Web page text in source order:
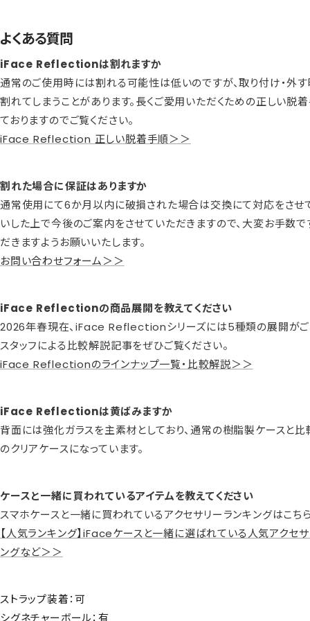
よくある質問
iFace Reflectionは割れますか
通常のご使用時には割れる可能性は低いのですが、取り付け・外
割れてしまうことがあります。長くご愛用いただくための正しい脱
ておりますのでご覧ください。
iFace Reflection 正しい脱着手順＞＞
割れた場合に保証はありますか
通常使用にて6か月以内に破損された場合は交換にて対応をさせ
いした上で今後のご案内をさせていただきますので、大変お手数で
だきますようお願いいたします。
お問い合わせフォーム＞＞
iFace Reflectionの商品展開を教えてください
2026年春現在、iFace Reflectionシリーズには5種類の展開がご
スタッフによる比較解説記事をぜひご覧ください。
iFace Reflectionのラインナップ一覧・比較解説＞＞
iFace Reflectionは黄ばみますか
背面には強化ガラスを主素材としており、通常の樹脂製ケースと
のクリアケースになっています。
ケースと一緒に買われているアイテムを教えてください
スマホケースと一緒に買われているアクセサリーランキングはこち
【人気ランキング】iFaceケースと一緒に選ばれている人気アクセ
ングなど＞＞
ストラップ装着：可
シグネチャーボール：有